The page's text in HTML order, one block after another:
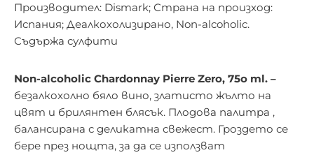
Производител: Dismark; Страна на произход:
Испания; Деалкохолизирано, Non-alcoholic.
Съдържа сулфити
Non-alcoholic Chardonnay Pierre Zero, 75o ml. –
безалкохолно бяло вино, златисто жълто на
цвят и брилянтен блясък. Плодова палитра ,
балансирана с деликатна свежест. Гроздето се
бере през нощта, за да се използват